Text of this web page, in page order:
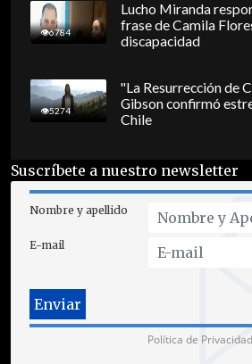
6784
Lucho Miranda
frase de Camila
discapacidad
5274
"La Resurrección de
Gibson confirmó
Chile
Suscríbete a nuestro newsletter
Nombre y apellido
E-mail
Política de Privacidad